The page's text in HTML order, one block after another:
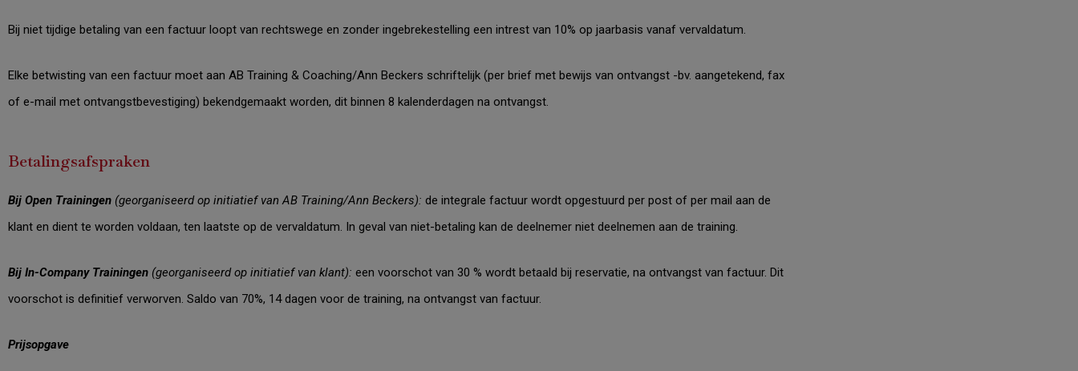
Bij niet tijdige betaling van een factuur loopt van rechtswege en zonder ingebrekestelling een intrest van 10% op jaarbasis vanaf vervaldatum.
Elke betwisting van een factuur moet aan AB Training & Coaching/Ann Beckers schriftelijk (per brief met bewijs van ontvangst -bv. aangetekend, fax
of e-mail met ontvangstbevestiging) bekendgemaakt worden, dit binnen 8 kalenderdagen na ontvangst.
Betalingsafspraken
Bij Open Trainingen (georganiseerd op initiatief van AB Training/Ann Beckers): de integrale factuur wordt opgestuurd per post of per mail aan de
klant en dient te worden voldaan, ten laatste op de vervaldatum. In geval van niet-betaling kan de deelnemer niet deelnemen aan de training.
Bij In-Company Trainingen (georganiseerd op initiatief van klant): een voorschot van 30 % wordt betaald bij reservatie, na ontvangst van factuur. Dit
voorschot is definitief verworven. Saldo van 70%, 14 dagen voor de training, na ontvangst van factuur.
Prijsopgave